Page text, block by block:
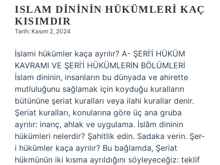
ISLAM DINININ HÜKÜMLERI KAÇ
KISIMDIR
Tarih: Kasım 2, 2024
İslami hükümler kaça ayrılır? A- ŞERİ’İ HÜKÜM
KAVRAMI VE ŞERİ’İ HÜKÜMLERİN BÖLÜMLERİ
İslam dininin, insanların bu dünyada ve ahirette
mutluluğunu sağlamak için koyduğu kuralların
bütününe şeriat kuralları veya ilahi kurallar denir.
Şeriat kuralları, konularına göre üç ana gruba
ayrılır: inanç, ahlak ve uygulama. İslâm dininin
hükümleri nelerdir? Şahitlik edin. Sadaka verin. Şer-
i hükümler kaça ayrılır? Bu bağlamda, Şeriat
hükmünün iki kısma ayrıldığını söyleyeceğiz: teklif